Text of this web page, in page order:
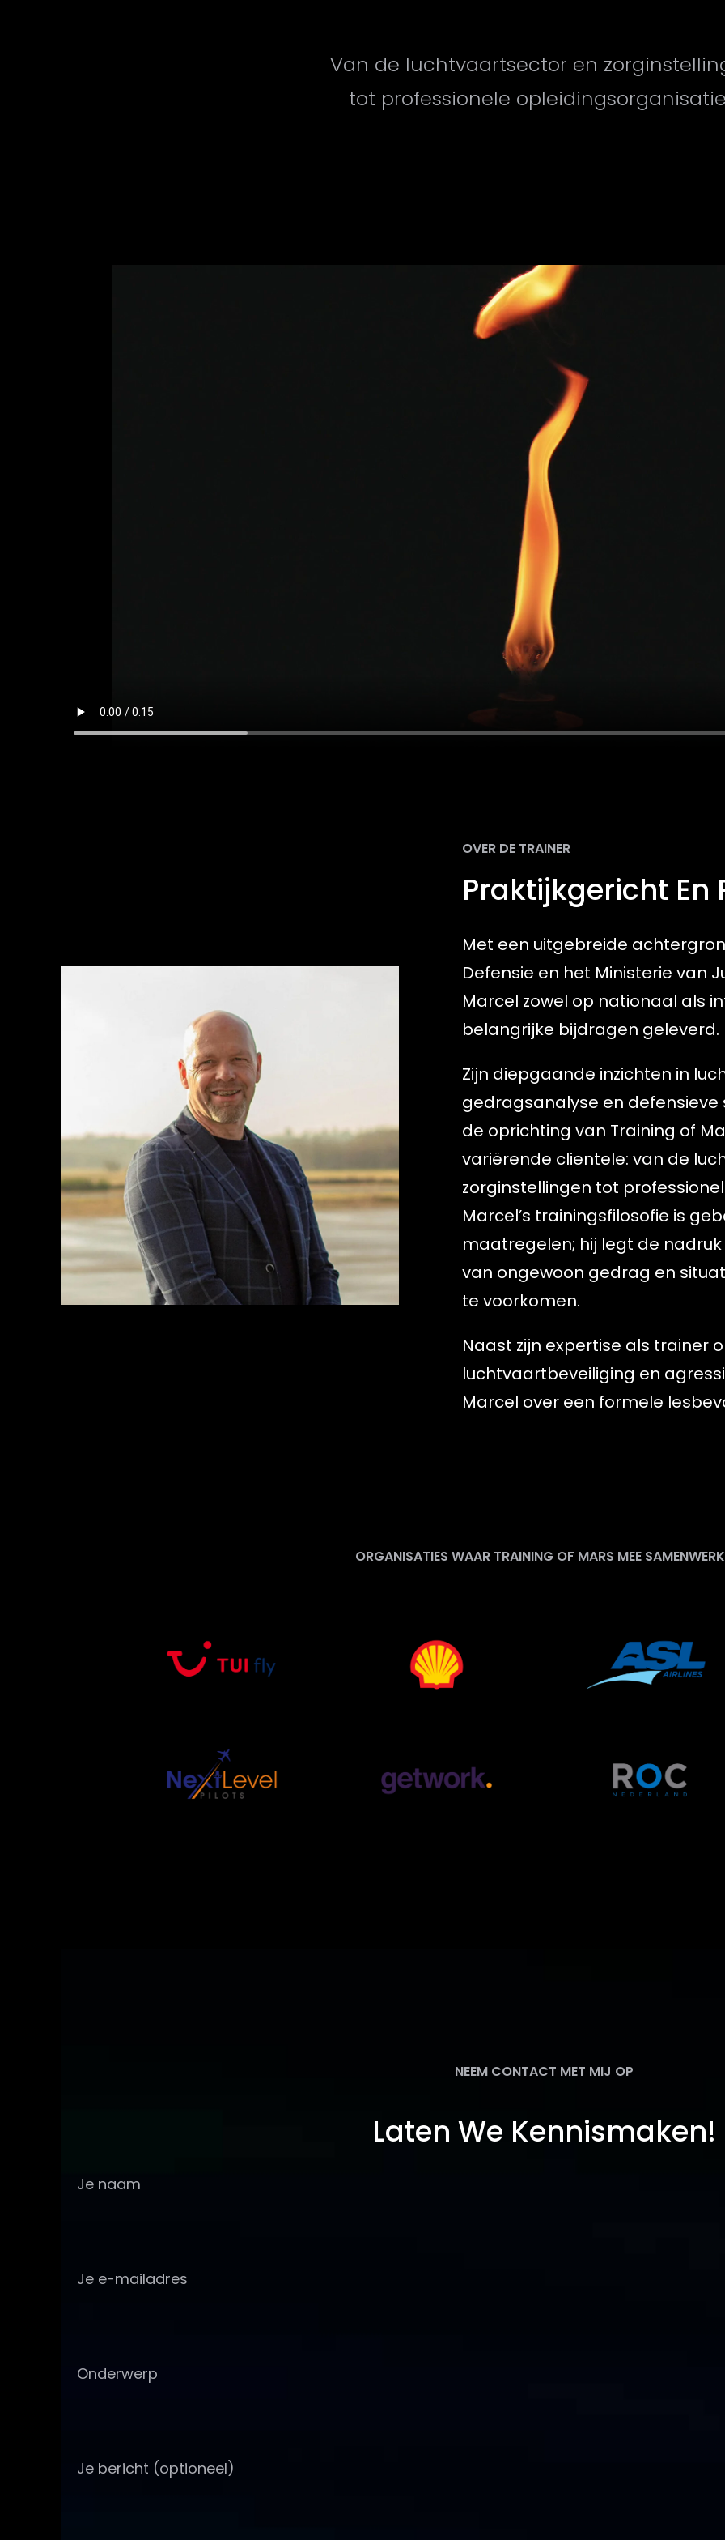
Van de luchtvaartsector en
tot professionele
OVER DE TRAINER
Praktijkgericht En
Met een uitgebreide
Defensie en het Ministerie van
Marcel zowel op nationaal als
belangrijke bijdragen geleverd.
Zijn diepgaande inzichten in
gedragsanalyse en
de oprichting van Training of
variërende clientele: van de
zorginstellingen tot
Marcel’s trainingsfilosofie is
maatregelen; hij legt de
van ongewoon gedrag en
te voorkomen.
Naast zijn expertise als trainer
luchtvaartbeveiliging en
Marcel over een formele
ORGANISATIES WAAR TRAINING OF MARS MEE
NEEM CONTACT MET MIJ OP
Laten We Kennismaken!
Je naam
Je e-mailadres
Onderwerp
Je bericht (optioneel)